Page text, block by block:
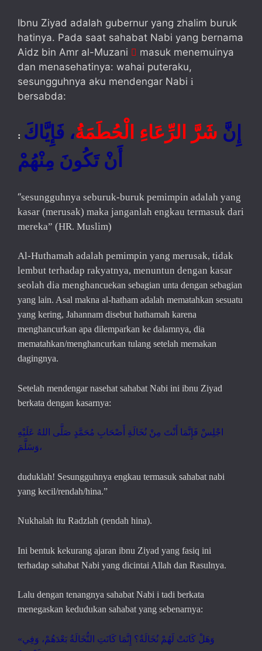
Ibnu Ziyad adalah gubernur yang zhalim buruk
hatinya. Pada saat sahabat Nabi yang bernama
Aidz bin Amr al-Muzani  masuk menemuinya
dan menasehatinya: wahai puteraku,
sesungguhnya aku mendengar Nabi i
bersabda:
: إِنَّ شَرَّ الرِّعَاءِ الْحُطَمَةُ، فَإِيَّاكَ
أَنْ تَكُونَ مِنْهُمْ
“sesungguhnya seburuk-buruk pemimpin adalah yang
kasar (merusak) maka janganlah engkau termasuk dari
mereka” (HR. Muslim)
Al-Huthamah adalah pemimpin yang merusak, tidak
lembut terhadap rakyatnya, menuntun dengan kasar
seolah dia menghancuekan sebagian unta dengan sebagian
yang lain. Asal makna al-hatham adalah mematahkan sesuatu
yang kering, Jahannam disebut hathamah karena
menghancurkan apa dilemparkan ke dalamnya, dia
mematahkan/menghancurkan tulang setelah memakan
dagingnya.
Setelah mendengar nasehat sahabat Nabi ini ibnu Ziyad
berkata dengan kasarnya:
اجْلِسْ فَإِنَّمَا أَنْتَ مِنْ نُخَالَةِ أَصْحَابِ مُحَمَّدٍ صَلَّى اللهُ عَلَيْهِ
وَسَلَّمَ،
duduklah! Sesungguhnya engkau termasuk sahabat nabi
yang kecil/rendah/hina.”
Nukhalah itu Radzlah (rendah hina).
Ini bentuk kekurang ajaran ibnu Ziyad yang fasiq ini
terhadap sahabat Nabi yang dicintai Allah dan Rasulnya.
Lalu dengan tenangnya sahabat Nabi i tadi berkata
menegaskan kedudukan sahabat yang sebenarnya:
«وَهَلْ كَانَتْ لَهُمْ نُخَالَةٌ؟ إِنَّمَا كَانَتِ النُّخَالَةُ بَعْدَهُمْ، وَفِي